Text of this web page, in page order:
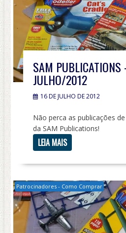
SAM
JULHO/2012
16 DE JULHO DE 2012
Não perca as publicações
da SAM Publications!
LEIA MAIS
Patrocinadores - Como Comprar